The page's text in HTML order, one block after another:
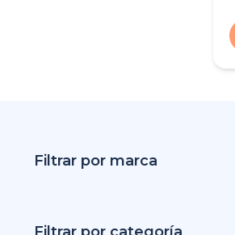
Filtrar por marca